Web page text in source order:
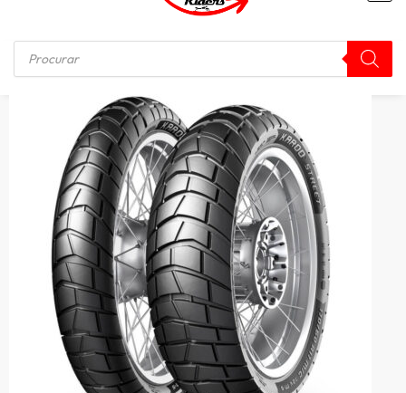
Início / PNEUS Pneu Metzeler 150/70r18 (tl) 70vm+s Karoo Street (t)